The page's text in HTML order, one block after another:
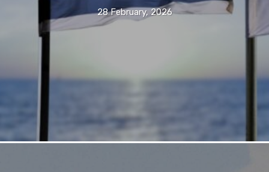
28 February, 2026